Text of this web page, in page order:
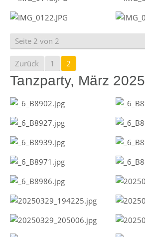
Seite 2 von 2
Zurück 1 2
Tanzparty, März 2025